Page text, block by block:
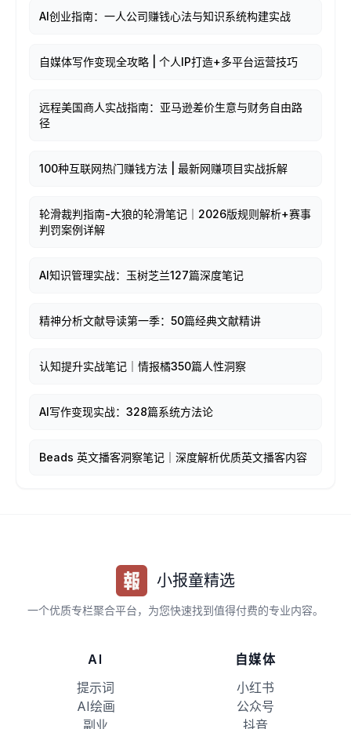
AI创业指南：一人公司赚钱心法与知识系统构建实战
自媒体写作变现全攻略 | 个人IP打造+多平台运营技巧
远程美国商人实战指南：亚马逊差价生意与财务自由路
径
100种互联网热门赚钱方法 | 最新网赚项目实战拆解
轮滑裁判指南-大狼的轮滑笔记｜2026版规则解析+赛事
判罚案例详解
AI知识管理实战：玉树芝兰127篇深度笔记
精神分析文献导读第一季：50篇经典文献精讲
认知提升实战笔记｜情报橘350篇人性洞察
AI写作变现实战：328篇系统方法论
Beads 英文播客洞察笔记｜深度解析优质英文播客内容
小报童精选
一个优质专栏聚合平台，为您快速找到值得付费的专业内容。
AI
提示词
AI绘画
副业
自媒体
小红书
公众号
抖音